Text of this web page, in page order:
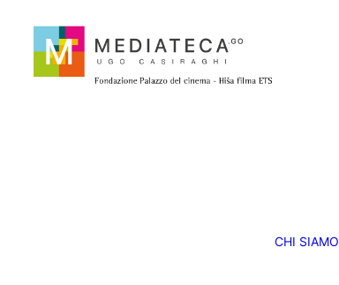
CHI SIAMO